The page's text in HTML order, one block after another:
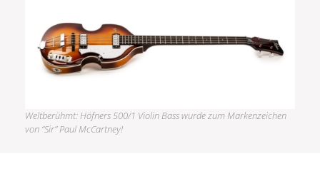
Weltberühmt: Höfners 500/1 Violin Bass wurde zum Markenzeichen
von “Sir” Paul McCartney!